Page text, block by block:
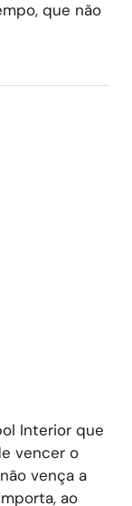
que não
Interior que
vencer o
vença a
ao